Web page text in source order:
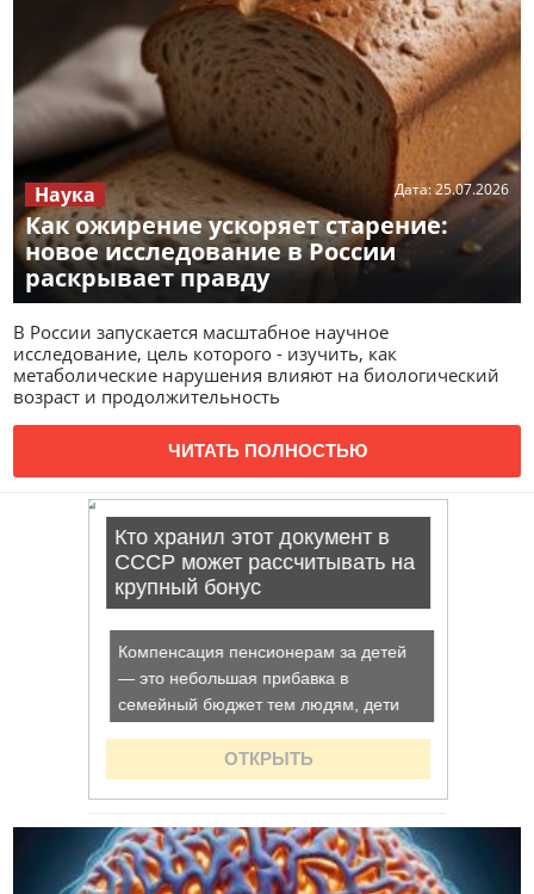
Как ожирение ускоряет старение:
новое исследование в России
раскрывает правду
Дата:25.07.2026
Наука
В России запускается масштабное научное
исследование, цель которого - изучить, как
метаболические нарушения влияют на биологический
возраст и продолжительность
ЧИТАТЬ ПОЛНОСТЬЮ